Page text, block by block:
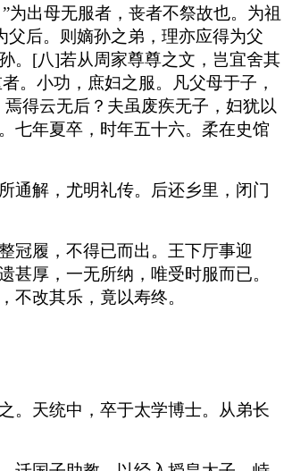
为出母无服者，丧者不祭故也。为祖
后。则嫡孙之弟，理亦应得为父
。[八]若从周家尊尊之文，岂宜舍其
。小功，庶妇之服。凡父母于子，
得云无后？夫虽废疾无子，妇犹以
七年夏卒，时年五十六。柔在史馆
通解，尤明礼传。后还乡里，闭门
冠履，不得已而出。王下厅事迎
厚，一无所纳，唯受时服而已。
不改其乐，竟以寿终。
。天统中，卒于太学博士。从弟长